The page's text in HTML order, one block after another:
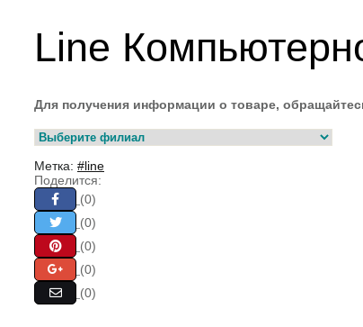
Line
Для получения информации о товаре,
Метка: #line
Поделится:
(0)
(0)
(0)
(0)
(0)